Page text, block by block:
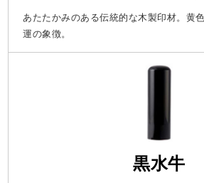
あたたかみのある伝統的な木製印材。黄
運の象徴。
黒水牛